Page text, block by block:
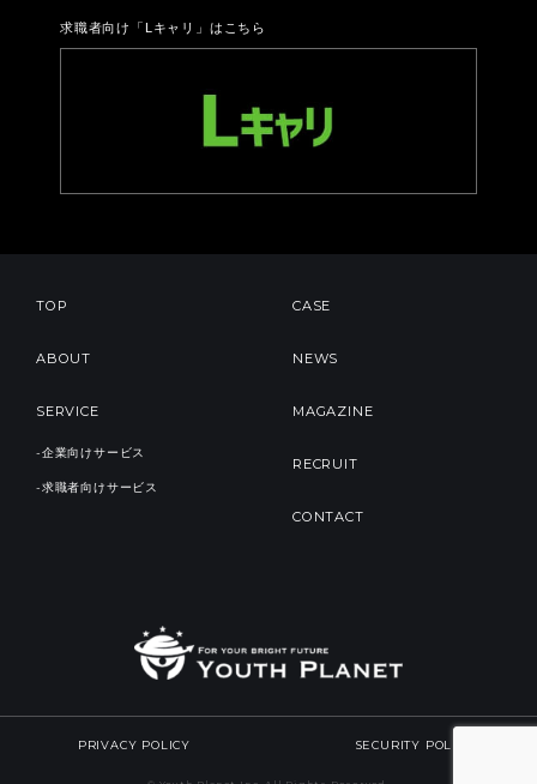
求職者向け「Lキャリ」はこちら
TOP
ABOUT
SERVICE
-企業向けサービス
-求職者向けサービス
CASE
NEWS
MAGAZINE
RECRUIT
CONTACT
PRIVACY POLICY SECURITY POLICY